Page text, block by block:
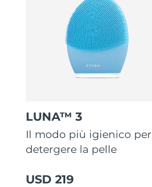
LUNA™ 3
Il modo più igienico per
detergere la pelle
USD 219